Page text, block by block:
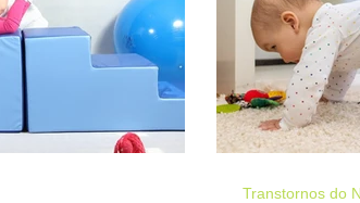
Coluna Dor
Desenvolvimento Infantil
Transtornos do